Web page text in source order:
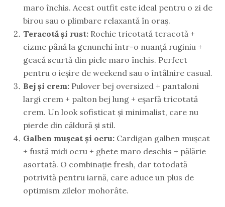
maro închis. Acest outfit este ideal pentru o zi de
birou sau o plimbare relaxantă în oraș.
Teracotă și rust: Rochie tricotată teracotă +
cizme până la genunchi într-o nuanță ruginiu +
geacă scurtă din piele maro închis. Perfect
pentru o ieșire de weekend sau o întâlnire casual.
Bej și crem: Pulover bej oversized + pantaloni
largi crem + palton bej lung + eșarfă tricotată
crem. Un look sofisticat și minimalist, care nu
pierde din căldură și stil.
Galben mușcat și ocru: Cardigan galben mușcat
+ fustă midi ocru + ghete maro deschis + pălărie
asortată. O combinație fresh, dar totodată
potrivită pentru iarnă, care aduce un plus de
optimism zilelor mohorâte.